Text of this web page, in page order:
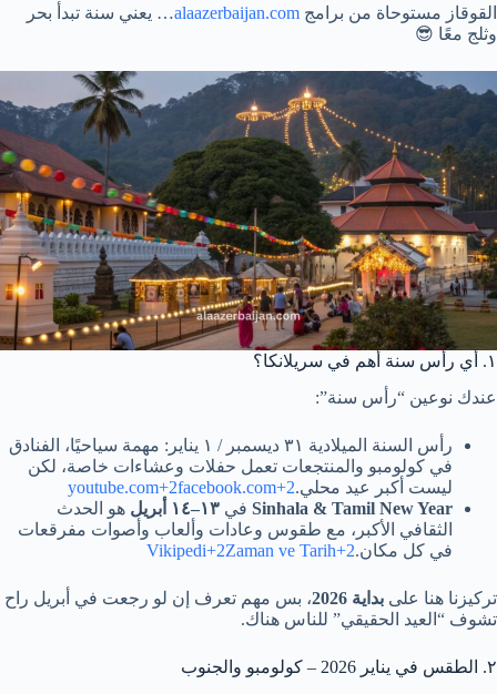
القوقاز مستوحاة من برامج alaazerbaijan.com… يعني سنة تبدأ بحر
وثلج معًا 😎
١. أي رأس سنة أهم في سريلانكا؟
عندك نوعين “رأس سنة”:
رأس السنة الميلادية ٣١ ديسمبر / ١ يناير: مهمة سياحيًا، الفنادق
في كولومبو والمنتجعات تعمل حفلات وعشاءات خاصة، لكن
ليست أكبر عيد محلي.youtube.com+2facebook.com+2
Sinhala & Tamil New Year في ١٣–١٤ أبريل
هو الحدث
الثقافي الأكبر، مع طقوس وعادات وألعاب وأصوات مفرقعات
في كل مكان.Vikipedi+2Zaman ve Tarih+2
تركيزنا هنا على بداية 2026
، بس مهم تعرف إن لو رجعت في أبريل راح
تشوف “العيد الحقيقي” للناس هناك.
٢. الطقس في يناير 2026 – كولومبو والجنوب